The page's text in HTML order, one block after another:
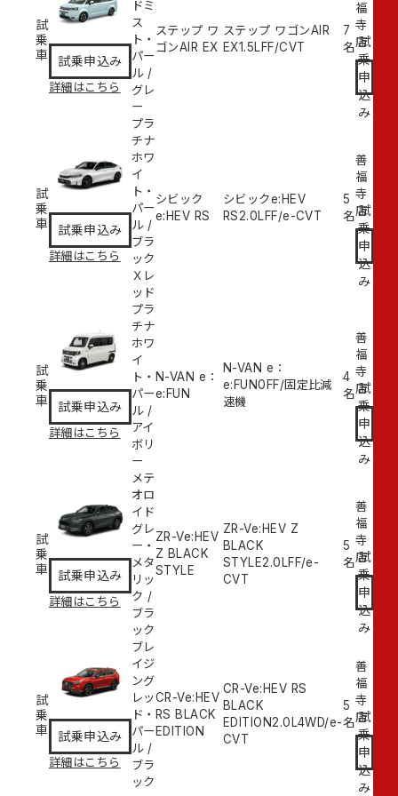
試
乗
車
試乗申込み
詳細はこちら
ドミ
ス
ト・
パー
ル/
グレ
ー
ステップ ワ
ゴンAIR EX
ステップ ワゴンAIR
EX1.5L FF/CVT
7
名
福
寺
店
試
乗
申
込
み
試
乗
車
試乗申込み
詳細はこちら
プラ
チナ
ホワ
イ
ト・
パー
ル/
ブラ
ック
Ｘレ
ッド
シビック
e:HEV RS
シビックe:HEV
RS2.0L FF/e-CVT
5
名
善
福
寺
店
試
乗
申
込
み
試
乗
車
試乗申込み
詳細はこちら
プラ
チナ
ホワ
イ
ト・
パー
ル/
アイ
ボリ
ー
N-VAN e：
e:FUN
N-VAN e：
e:FUN0 FF/固定比減
速機
4
名
善
福
寺
店
試
乗
申
込
み
試
乗
車
試乗申込み
詳細はこちら
メテ
オロ
イド
グレ
ー・
メタ
リッ
ク /
ブラ
ック
ZR-Ve:HEV
Z BLACK
STYLE
ZR-Ve:HEV Z
BLACK
STYLE2.0LFF/e-
CVT
5
名
善
福
寺
店
試
乗
申
込
み
試
乗
車
試乗申込み
詳細はこちら
ブレ
イジ
ング
レッ
ド・
パー
ル/
ブラ
ック
CR-Ve:HEV
RS BLACK
EDITION
CR-Ve:HEV RS
BLACK
EDITION2.0L4WD/e-
CVT
5
名
善
福
寺
店
試
乗
申
込
み